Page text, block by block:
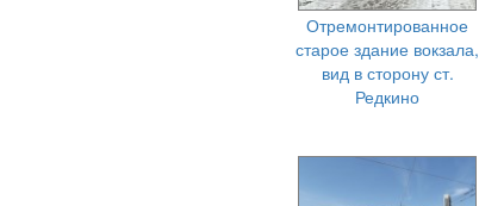
Отремонтированное
старое здание вокзала,
вид в сторону ст.
Редкино